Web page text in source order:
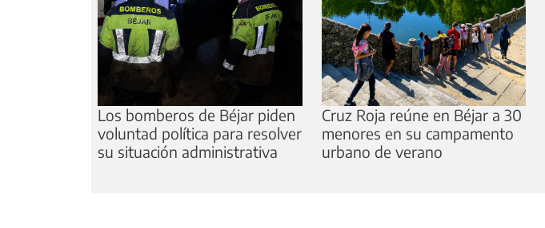
Los bomberos de Béjar piden
voluntad política para resolver
su situación administrativa
Cruz Roja reúne en Béjar a 30
menores en su campamento
urbano de verano